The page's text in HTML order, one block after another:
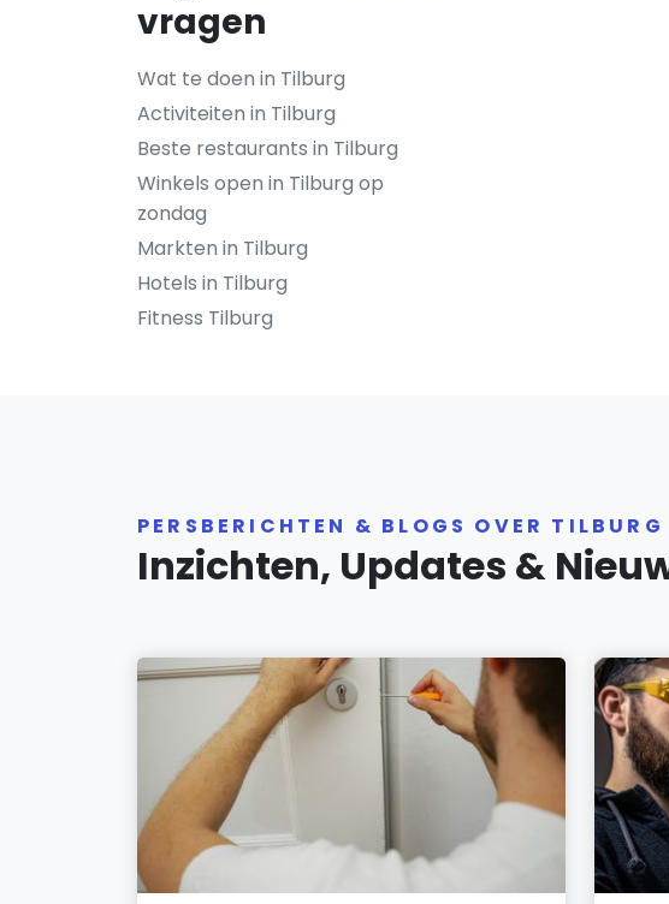
vragen
Wat te doen in Tilburg
Activiteiten in Tilburg
Beste restaurants in Tilburg
Winkels open in Tilburg op
zondag
Markten in Tilburg
Hotels in Tilburg
Fitness Tilburg
PERSBERICHTEN & BLOGS OVER TILBURG
Inzichten, Updates &